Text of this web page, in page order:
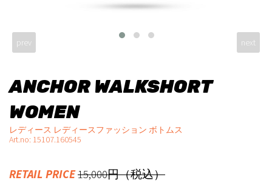
prev next
ANCHOR WALKSHORT
WOMEN
レディース レディースファッション ボトムス
Art.no: 15107.160545
RETAIL PRICE15,000円（税込）